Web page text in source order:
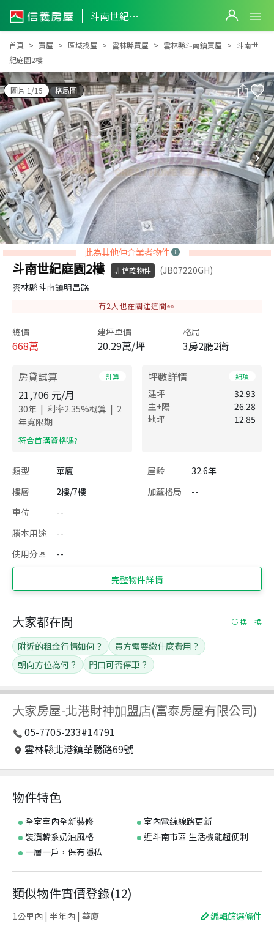
斗南世紀庭園2樓
斗南世紀庭園2樓
首頁 買屋 區域找屋 雲林縣買屋 雲林縣斗南鎮買屋
斗南世
紀庭園2樓
圖片 1/15 格局圖
此為其他仲介業者物件
斗南世紀庭園2樓 非信義物件
(JB07220GH)
雲林縣斗南鎮明昌路
有2 人也在關注這間👀
總價
668萬
建坪單價
20.29萬/坪
格局
3房2廳2衛
房貸試算 計算
21,706 元/月
30年 | 利率2.35%概算 | 2
年寬限期
​符合首購資格嗎?
坪數詳情 細項
建坪
32.93
主+陽
26.28
地坪
12.85
類型 華廈 屋齡
32.6年
樓層
2樓/7樓 加蓋格局
--
車位
--
謄本用途
--
使用分區
--
完整物件詳情
大家房屋-北港財神加盟店(富泰房屋有限公司)
05-7705-233#14791
雲林縣北港鎮華勝路69號
大家都在問 換一換
附近的租金行情如何？
買方需要繳什麼費用？
朝向方位為何？
門口可否停車？
物件特色
全室室內全新裝修
室內電線線路更新
裝潢韓系奶油風格
近斗南市區 生活機能超便利
一層一戶，保有隱私
類似物件實價登錄(12)
1公里內 | 半年內 | 華廈 編輯篩選條件